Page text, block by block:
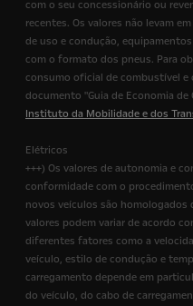
com o seu concessionário ou
recentes. Os valores não levam
de uso e condução,
com o formato dos pneus. Para
consumo oficial de combustível e
documento "Guia de Economia
Instituto da Mobilidade e dos
Elétricos
+++) Os valores de autonomia e
conformidade com o
novos veículos são homologados
valores podem variar de acordo
diferentes fatores como a
veículo, estilo de condução e
carregamento depende em
do veículo, do cabo de